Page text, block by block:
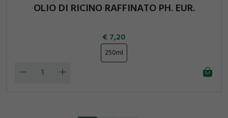
OLIO DI RICINO RAFFINATO PH. EUR.
7,20
250ml